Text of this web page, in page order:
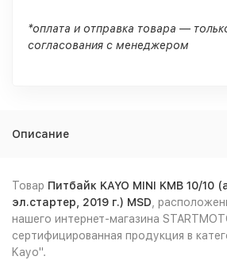
*оплата и отправка товара —
согласования с менеджером
Описание
Товар Питбайк KAYO MINI KMB 10/10
эл.стартер, 2019 г.) MSD,
нашего интернет-магазина
сертифицированная продукция в
Kayo".